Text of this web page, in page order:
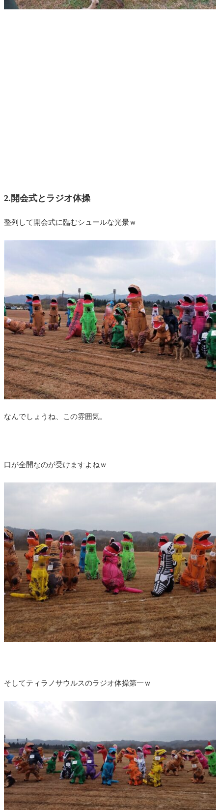
2.開会式とラジオ体操
整列して開会式に臨むシュールな光景ｗ
なんでしょうね、この雰囲気。
口が全開なのが受けますよねｗ
そしてティラノサウルスのラジオ体操第一ｗ